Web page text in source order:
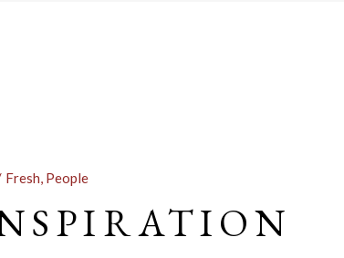
Fresh, People